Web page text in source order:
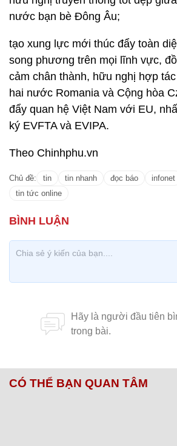
nước bạn bè Đông Âu;
tạo xung lực mới thúc đẩy toàn
song phương trên mọi lĩnh vực,
cảm chân thành, hữu nghị hợp
hai nước Romania và Cộng hòa
đẩy quan hệ Việt Nam với EU,
ký EVFTA và EVIPA.
Theo Chinhphu.vn
Chủ đề: tin tin nhanh đọc báo infonet
tin tức online
CÓ THỂ BẠN QUAN TÂM